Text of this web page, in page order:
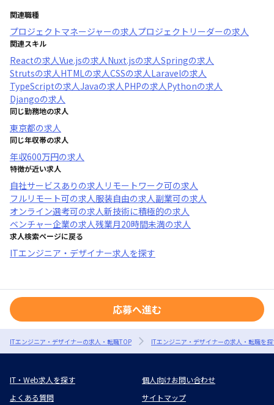
関連職種
プロジェクトマネージャーの求人プロジェクトリーダーの求人
関連スキル
Reactの求人Vue.jsの求人Nuxt.jsの求人Springの求人
Strutsの求人HTMLの求人CSSの求人Laravelの求人
TypeScriptの求人Javaの求人PHPの求人Pythonの求人
Djangoの求人
同じ勤務地の求人
東京都の求人
同じ年収帯の求人
年収600万円の求人
特徴が近い求人
自社サービスあり の求人 リモートワーク可の求人
フルリモート可の求人服装自由の求人副業可の求人
オンライン選考可の求人新技術に積極的の求人
ベンチャー企業の求人残業月20時間未満の求人
求人検索ページに戻る
ITエンジニア・デザイナー求人を探す
応募へ進む
ITエンジニア・デザイナーの求人・転職TOP ITエンジニア・デザイナーの求人・転職を
IT・Web求人を探す
個人向けお問い合わせ
よくある質問
サイトマップ